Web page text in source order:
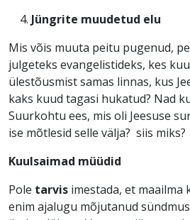
Jüngrite muudetud elu
Mis võis muuta peitu pugenud,
julgeteks evangelistideks, kes
ülestõusmist samas linnas, kus
kaks kuud tagasi hukatud? Nad
Suurkohtu ees, mis oli Jeesuse
ise mõtlesid selle välja? siis miks?
Kuulsaimad müüdid
Pole tarvis imestada, et maailma
enim ajalugu mõjutanud